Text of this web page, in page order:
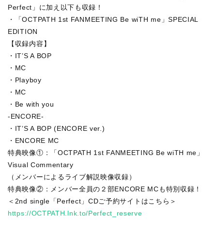
Perfect」に加え以下も収録！
・「OCTPATH 1st FANMEETING Be wiTH me」SPECIAL
EDITION
【収録内容】
・IT’S A BOP
・MC
・Playboy
・MC
・Be with you
-ENCORE-
・IT’S A BOP (ENCORE ver.)
・ENCORE MC
特典映像①：「OCTPATH 1st FANMEETING Be wiTH me」
Visual Commentary
（メンバーによるライブ解説映像収録）
特典映像②：メンバー全員の２部ENCORE MCも特別収録！
＜2nd single「Perfect」CDご予約サイトはこちら＞
https://OCTPATH.lnk.to/Perfect_reserve